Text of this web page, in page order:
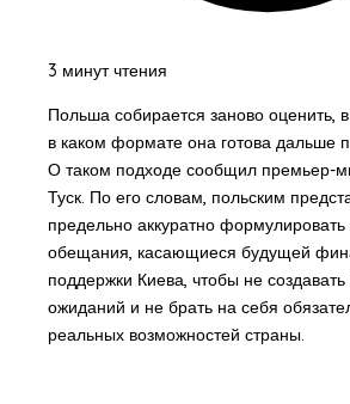
3 минут чтения
Польша собирается заново оценить,
в каком формате она готова дальше
О таком подходе сообщил премьер-
Туск. По его словам, польским
предельно аккуратно
обещания, касающиеся будущей
поддержки Киева, чтобы не
ожиданий и не брать на себя
реальных возможностей страны.